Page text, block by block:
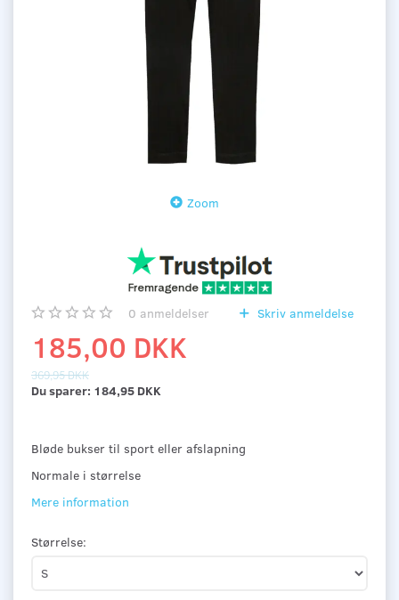
Zoom
0 anmeldelser Skriv anmeldelse
185,00 DKK
369,95 DKK
Du sparer: 184,95 DKK
Bløde bukser til sport eller afslapning
Normale i størrelse
Mere information
Størrelse: